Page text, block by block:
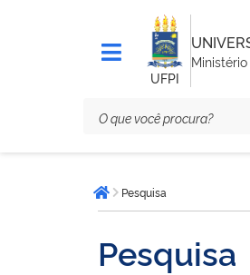
UFPI
está
aqui:Página inicial
Pesquisa
Pesquisa